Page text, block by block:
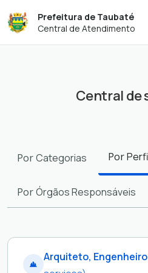
Prefeitura de Taubaté
Central de Atendimento
Central de
PorCategorias Por
PorÓrgãos Responsáveis
Arquiteto,